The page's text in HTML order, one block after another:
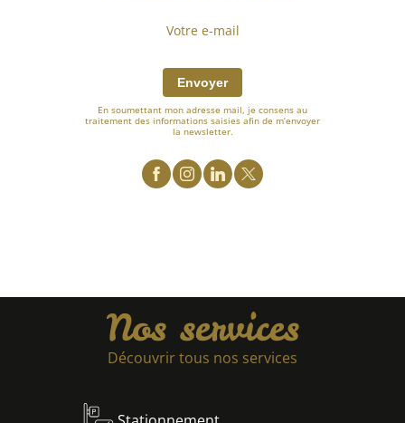
Nos services
Découvrir tous nos services
Envoyer
En soumettant mon adresse mail, je consens au
traitement des informations saisies afin de m’envoyer
la newsletter.